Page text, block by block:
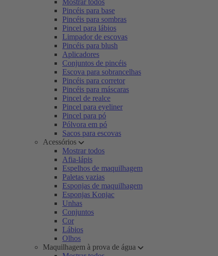
Mostrar todos
Pincéis para base
Pincéis para sombras
Pincel para lábios
Limpador de escovas
Pincéis para blush
Aplicadores
Conjuntos de pincéis
Escova para sobrancelhas
Pincéis para corretor
Pincéis para máscaras
Pincel de realce
Pincel para eyeliner
Pincel para pó
Pólvora em pó
Sacos para escovas
Acessórios
Mostrar todos
Afia-lápis
Espelhos de maquilhagem
Paletas vazias
Esponjas de maquilhagem
Esponjas Konjac
Unhas
Conjuntos
Cor
Lábios
Olhos
Maquilhagem à prova de água